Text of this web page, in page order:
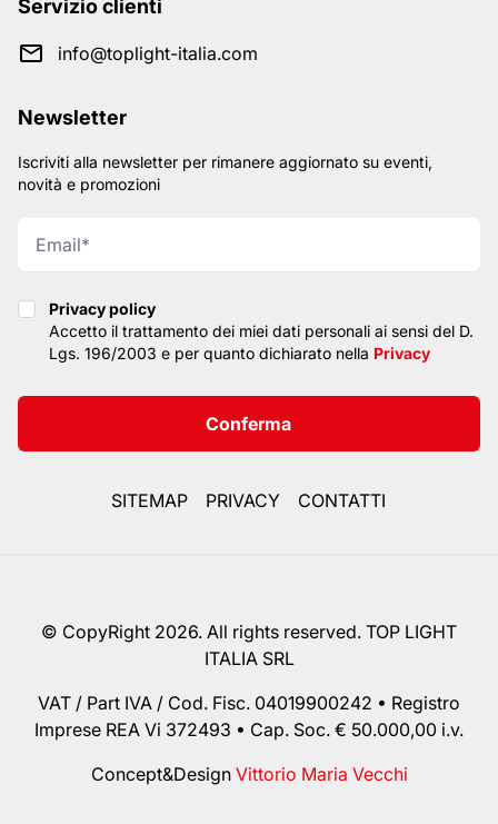
Servizio clienti
info@toplight-italia.com
Newsletter
Iscriviti alla newsletter per rimanere aggiornato su eventi,
novità e promozioni
Privacy policy
Privacy policy
Accetto il trattamento dei miei dati personali ai sensi del D.
Lgs. 196/2003 e per quanto dichiarato nella Privacy
Conferma
SITEMAP PRIVACY CONTATTI
© CopyRight 2026. All rights reserved. TOP LIGHT
ITALIA SRL
VAT / Part IVA / Cod. Fisc. 04019900242 • Registro
Imprese REA Vi 372493 • Cap. Soc. € 50.000,00 i.v.
Concept&Design Vittorio Maria Vecchi